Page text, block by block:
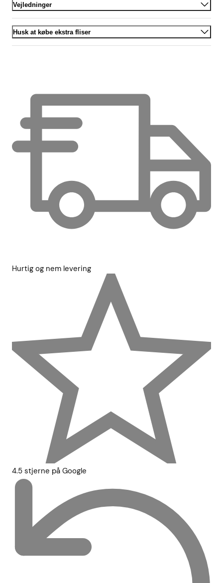
Vejledninger
Husk at købe ekstra fliser
Hurtig og nem levering
4.5 stjerne på Google